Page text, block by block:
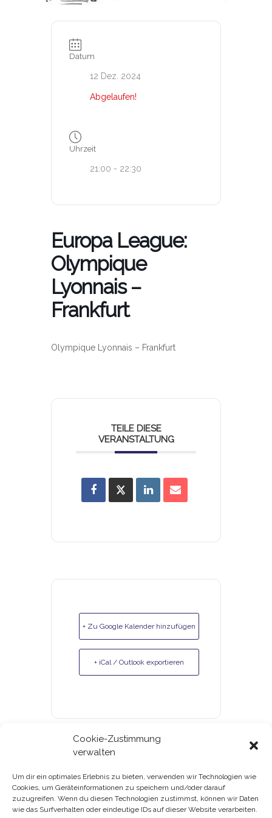
Cookie-Zustimmung
verwalten
Um dir ein optimales Erlebnis zu bieten, verwenden wir Technologien wie
Cookies, um Geräteinformationen zu speichern und/oder darauf
zuzugreifen. Wenn du diesen Technologien zustimmst, können wir Daten
wie das Surfverhalten oder eindeutige IDs auf dieser Website verarbeiten.
Datum
12 Dez. 2024
Abgelaufen!
Uhrzeit
21:00 - 22:30
Europa League:
Olympique
Lyonnais –
Frankfurt
Olympique Lyonnais – Frankfurt
TEILE DIESE
VERANSTALTUNG
+ Zu Google Kalender hinzufügen
+ iCal / Outlook exportieren
Gutscheine & Kundenkarte